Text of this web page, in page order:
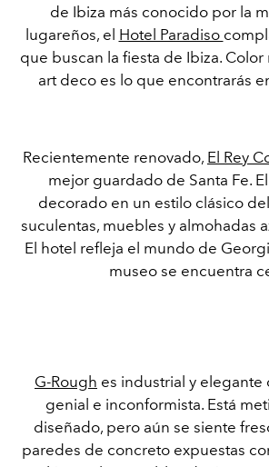
de Ibiza más conocido por la
lugareños, el Hotel Paradiso
que buscan la fiesta de Ibiza.
art deco es lo que encontrarás
Recientemente renovado, El Rey
mejor guardado de Santa Fe.
decorado en un estilo clásico
suculentas, muebles y almohadas
El hotel refleja el mundo de
museo se encuentra
G-Rough es industrial y elegante
genial e inconformista. Está
diseñado, pero aún se siente
paredes de concreto expuestas